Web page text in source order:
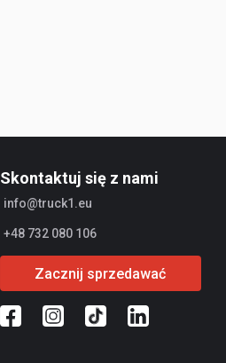
Skontaktuj się z nami
info@truck1.eu
+48 732 080 106
Zacznij sprzedawać